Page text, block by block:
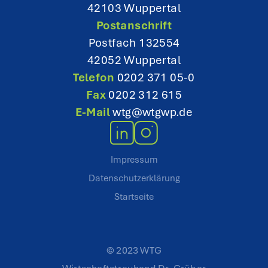
42103 Wuppertal
Postanschrift
Postfach 132554
42052 Wuppertal
Telefon 0202 371 05-0
Fax 0202 312 615
E-Mailwtg@wtgwp.de
Impressum
Datenschutzerklärung
Startseite
© 2023 WTG